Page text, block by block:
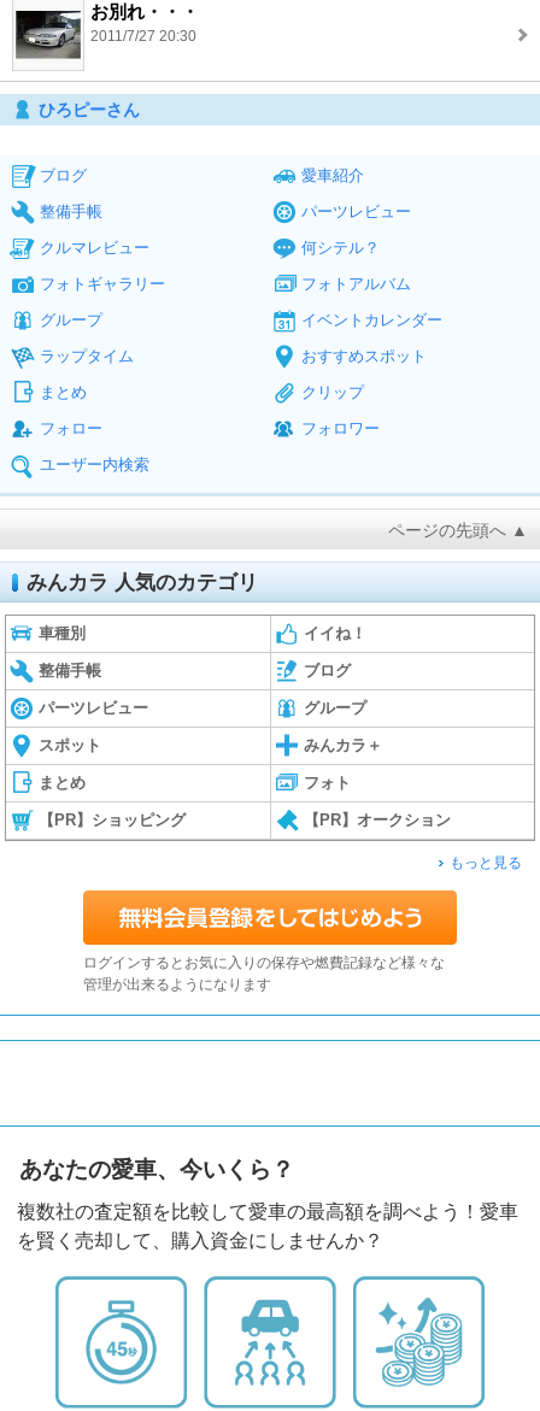
お別れ・・・
2011/7/27 20:30
ひろピーさん
ブログ
愛車紹介
整備手帳
パーツレビュー
クルマレビュー
何シテル？
フォトギャラリー
フォトアルバム
グループ
イベントカレンダー
ラップタイム
おすすめスポット
まとめ
クリップ
フォロー
フォロワー
ユーザー内検索
ページの先頭へ ▲
みんカラ 人気のカテゴリ
車種別 イイね！
整備手帳 ブログ
パーツレビュー グループ
スポット みんカラ＋
まとめ フォト
【PR】ショッピング 【PR】オークション
もっと見る
ログインするとお気に入りの保存や燃費記録など様々な
管理が出来るようになります
あなたの愛車、今いくら？
複数社の査定額を比較して愛車の最高額を調べよう！愛車
を賢く売却して、購入資金にしませんか？